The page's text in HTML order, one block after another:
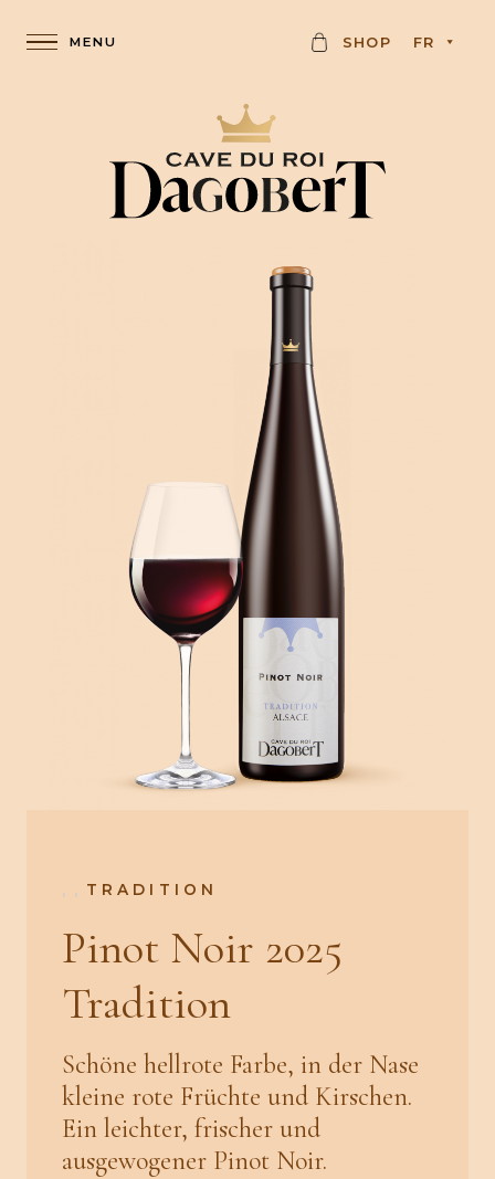
K SHOP FR
, , TRADITION
Pinot Noir 2025
Tradition
Schöne hellrote Farbe, in der Nase
kleine rote Früchte und Kirschen.
Ein leichter, frischer und
ausgewogener Pinot Noir.